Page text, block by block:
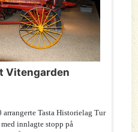
Vitengarden
Tasta Historielag Tur
innlagte stopp på